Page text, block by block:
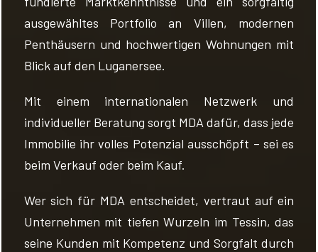
ausgewähltes Portfolio an Villen, modernen
Penthäusern und hochwertigen Wohnungen mit
Blick auf den Luganersee.
Mit einem internationalen Netzwerk und
individueller Beratung sorgt MDA dafür, dass jede
Immobilie ihr volles Potenzial ausschöpft – sei es
beim Verkauf oder beim Kauf.
Wer sich für MDA entscheidet, vertraut auf ein
Unternehmen mit tiefen Wurzeln im Tessin, das
seine Kunden mit Kompetenz und Sorgfalt durch